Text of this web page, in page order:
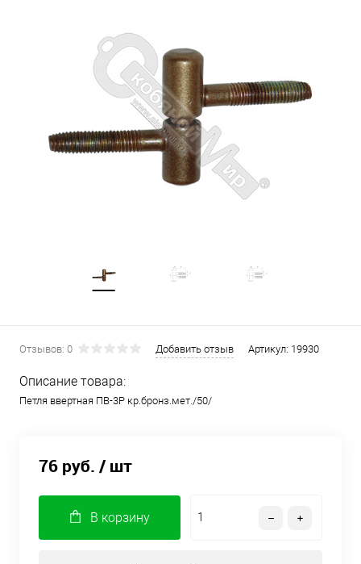
Отзывов: 0 Добавить отзыв Артикул: 19930
Описание товара:
Петля ввертная ПВ-3Р кр.бронз.мет./50/
76 руб. / шт
В корзину